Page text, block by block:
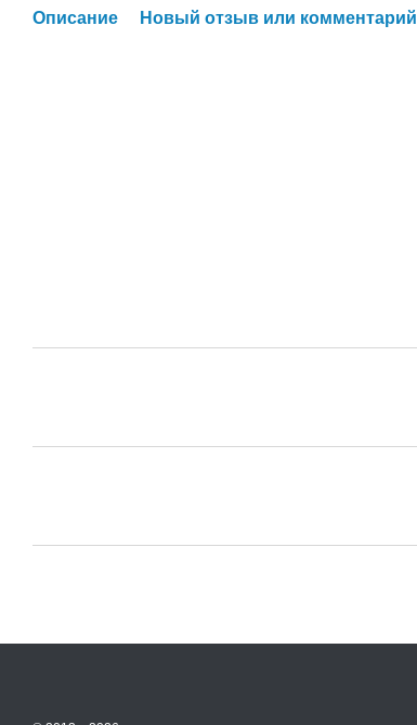
Описание Новый отзыв или комментарий